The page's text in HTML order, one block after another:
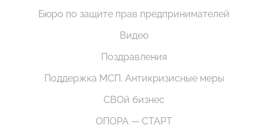
Бюро по защите прав предпринимателей
Видео
Поздравления
Поддержка МСП. Антикризисные меры
СВОй бизнес
ОПОРА — СТАРТ